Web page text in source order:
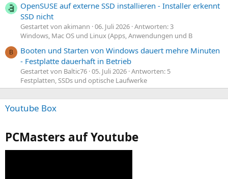
OpenSUSE auf externe SSD installieren - Installer erkennt
SSD nicht
Gestartet von akimann 06. Juli 2026 Antworten: 3
Windows, Mac OS und Linux (Apps, Anwendungen und B
B
Booten und Starten von Windows dauert mehre Minuten
- Festplatte dauerhaft in Betrieb
Gestartet von Baltic76 05. Juli 2026 Antworten: 5
Festplatten, SSDs und optische Laufwerke
Youtube Box
PCMasters auf Youtube